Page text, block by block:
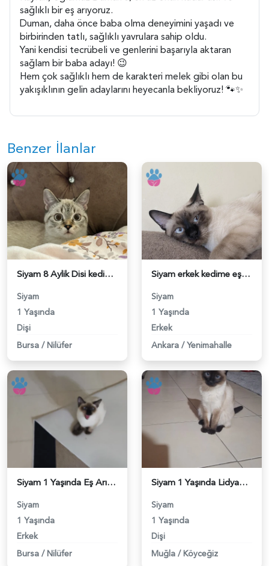
sağlıklı bir eş arıyoruz.
Duman, daha önce baba olma deneyimini yaşadı ve
birbirinden tatlı, sağlıklı yavrulara sahip oldu.
Yani kendisi tecrübeli ve genlerini başarıyla aktaran
sağlam bir baba adayı! 😉
Hem çok sağlıklı hem de karakteri melek gibi olan bu
yakışıklının gelin adaylarını heyecanla bekliyoruz! 🐾✨
Benzer İlanlar
Siyam 8 Aylik Disi kedime es ariyorum - 118984663
Siyam
1 Yaşında
Dişi
Bursa / Nilüfer
Siyam erkek kedime eş arıyorum (tekir tercihimdir) - 118984481
Siyam
1 Yaşında
Erkek
Ankara / Yenimahalle
Siyam 1 Yaşında Eş Arıyor - 118984467
Siyam
1 Yaşında
Erkek
Bursa / Nilüfer
Siyam 1 Yaşında Lidyamiza Eş Arıyoruz - 118984407
Siyam
1 Yaşında
Dişi
Muğla / Köyceğiz